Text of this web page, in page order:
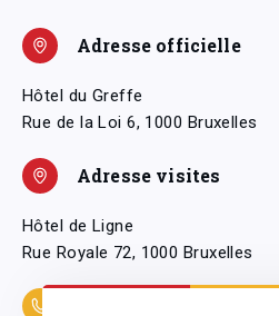
Adresse officielle
Hôtel du Greffe
Rue de la Loi 6, 1000 Bruxelles
Adresse visites
Hôtel de Ligne
Rue Royale 72, 1000 Bruxelles